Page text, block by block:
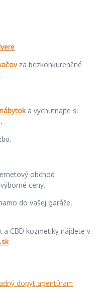
za bezkonkurenčné
a vychutnajte si
obchod
ceny.
do vašej garáže.
a CBD kozmetiky nájdete v